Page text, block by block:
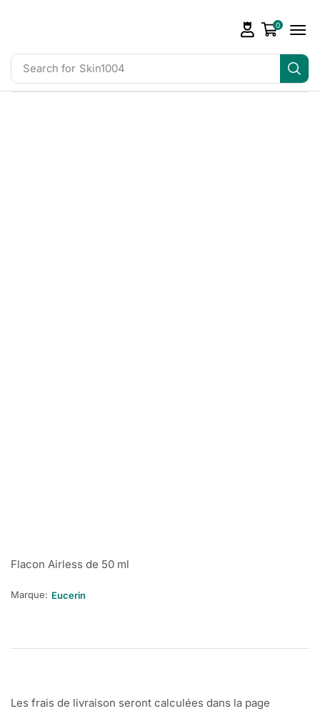
Search for Skin1004
0
Flacon Airless de 50 ml
Marque: Eucerin
Les frais de livraison seront calculées dans la page